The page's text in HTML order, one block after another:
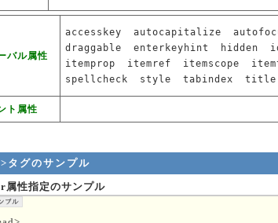
バル属性
accesskey autocapitalize
draggable
enterkeyhint hidden
itemprop
itemref itemscope
spellcheck
style tabindex title
ト属性
タグのサンプル
属性指定のサンプル